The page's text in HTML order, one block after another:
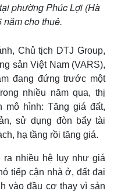
phường Phúc Lợi (Hà
năm cho thuê.
Chủ tịch DTJ Group,
sản Việt Nam (VARS),
đang đứng trước một
nhiều năm qua, thị
mô hình: Tăng giá đất,
sử dụng đòn bẩy tài
hạ tầng rồi tăng giá.
ra nhiều hệ lụy như giá
tiếp cận nhà ở, đất đai
vào đầu cơ thay vì sản